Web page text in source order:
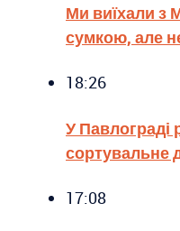
Ми виїхали з
сумкою, але
18:26
У Павлограді
сортувальне
17:08